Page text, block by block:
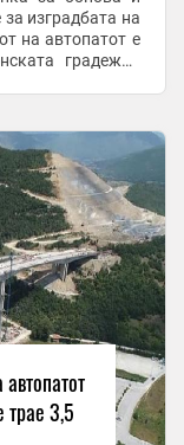
изградбата на
на автопатот е
градежна
трае 3,5